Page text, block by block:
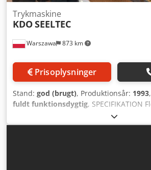
Warszawa 873 km
Trykmaskine
KDOSEELTEC
Prisoplysninger
Stand: god (brugt), Produktionsår: 1993
fuldt funktionsdygtig, SPECIFIKATION
maskine KDO, engelsk produktion – 6
Båndbredde til tryk – 260 mm; 10,5” -